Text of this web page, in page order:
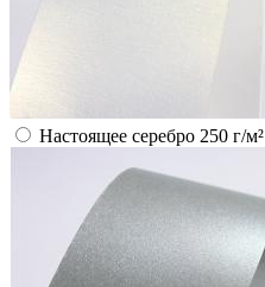
Настоящее серебро 250 г/м²